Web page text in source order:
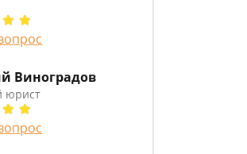
Виноградов
юрист